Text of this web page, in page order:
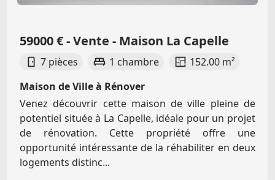
59000 € - Vente - Maison La Capelle
7 pièces 1 chambre
152.00 m²
Maison de Ville à Rénover
Venez découvrir cette maison de ville pleine de
potentiel située à La Capelle, idéale pour un projet
de rénovation. Cette propriété offre une
opportunité intéressante de la réhabiliter en deux
logements distinc...